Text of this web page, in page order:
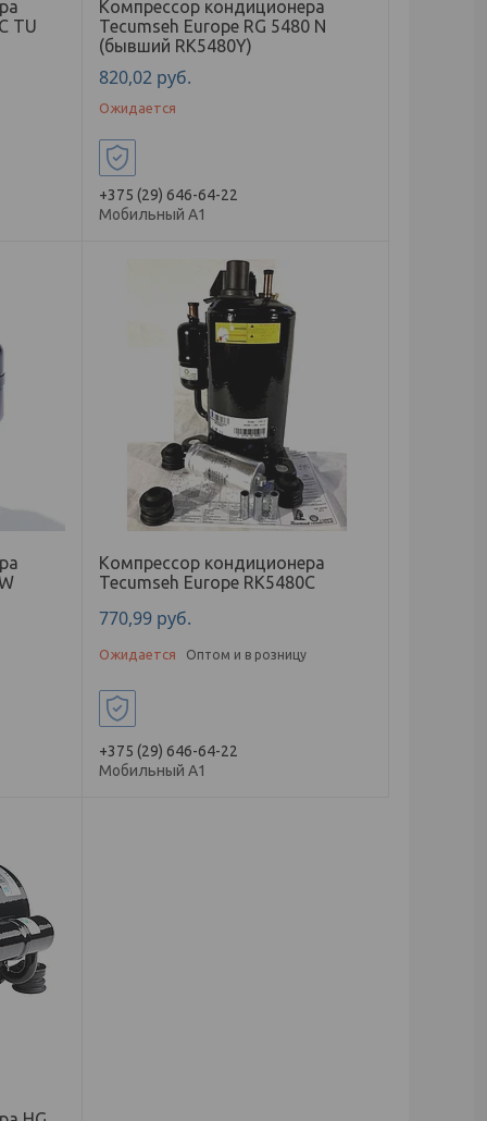
TU
Компрессор кондиционера
Tecumseh Europe RG 5480 N
(бывший RK5480Y)
820,02 руб.
Ожидается
+375 (29) 646-64-22
Мобильный А1
Компрессор кондиционера
Tecumseh Europe RK5480C
770,99 руб.
Ожидается Оптом и в розницу
+375 (29) 646-64-22
Мобильный А1